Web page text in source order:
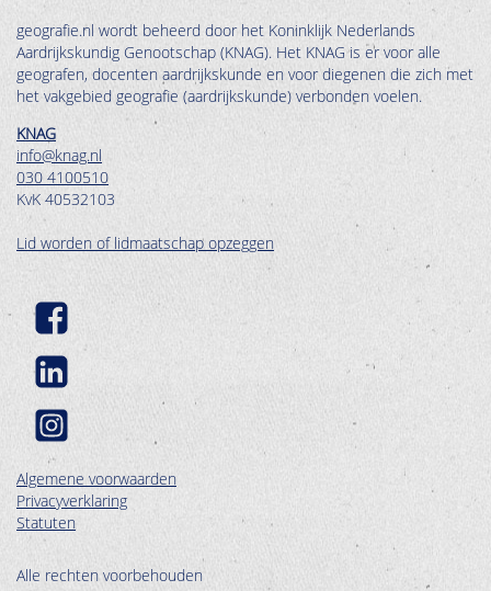
geografie.nl wordt beheerd door het Koninklijk Nederlands
Aardrijkskundig Genootschap (KNAG). Het KNAG is er voor alle
geografen, docenten aardrijkskunde en voor diegenen die zich met
het vakgebied geografie (aardrijkskunde) verbonden voelen.
KNAG
info@knag.nl
030 4100510
KvK 40532103
Lid worden of lidmaatschap opzeggen
Algemene voorwaarden
Privacyverklaring
Statuten
Alle rechten voorbehouden